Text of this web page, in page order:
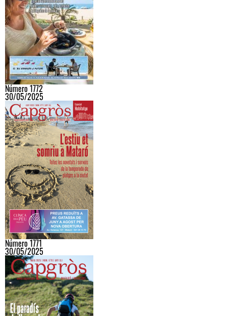
Número 1772
30/05/2025
Número 1771
30/05/2025